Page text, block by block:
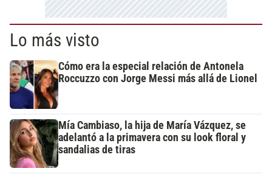
Lo más visto
Cómo era la especial relación de Antonela
Roccuzzo con Jorge Messi más allá de Lionel
Mía Cambiaso, la hija de María Vázquez, se
adelantó a la primavera con su look floral y
sandalias de tiras